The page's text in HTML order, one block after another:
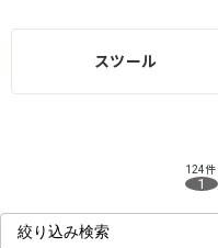
スツール
124件
1
絞り込み検索